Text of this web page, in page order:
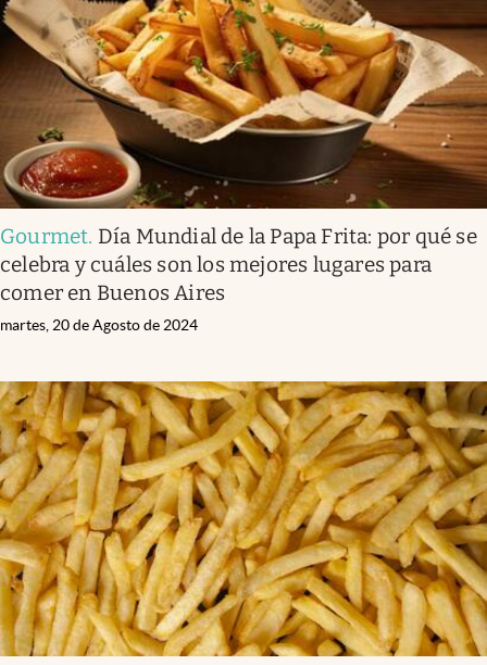
Gourmet. Día Mundial de la Papa Frita: por qué se
celebra y cuáles son los mejores lugares para
comer en Buenos Aires
martes, 20 de Agosto de 2024